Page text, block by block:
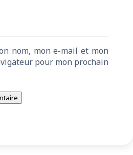
nom, mon e-mail et mon
pour mon prochain